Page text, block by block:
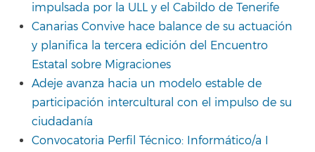
impulsada por la ULL y el Cabildo de Tenerife
Canarias Convive hace balance de su actuación
y planifica la tercera edición del Encuentro
Estatal sobre Migraciones
Adeje avanza hacia un modelo estable de
participación intercultural con el impulso de su
ciudadanía
Convocatoria Perfil Técnico: Informático/a I